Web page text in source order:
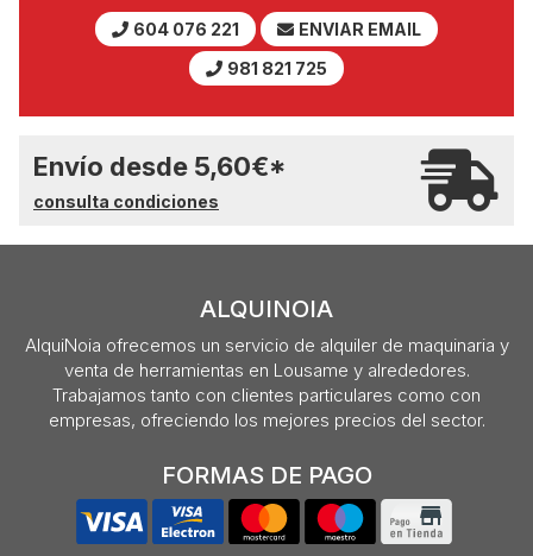
604 076 221
ENVIAR EMAIL
981 821 725
Envío desde 5,60€*
consulta condiciones
ALQUINOIA
AlquiNoia ofrecemos un servicio de alquiler de maquinaria y
venta de herramientas en Lousame y alrededores.
Trabajamos tanto con clientes particulares como con
empresas, ofreciendo los mejores precios del sector.
FORMAS DE PAGO